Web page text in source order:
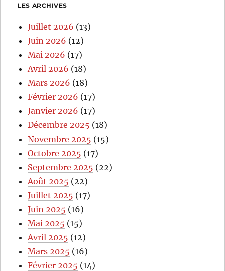
LES ARCHIVES
Juillet 2026 (13)
Juin 2026 (12)
Mai 2026 (17)
Avril 2026 (18)
Mars 2026 (18)
Février 2026 (17)
Janvier 2026 (17)
Décembre 2025 (18)
Novembre 2025 (15)
Octobre 2025 (17)
Septembre 2025 (22)
Août 2025 (22)
Juillet 2025 (17)
Juin 2025 (16)
Mai 2025 (15)
Avril 2025 (12)
Mars 2025 (16)
Février 2025 (14)